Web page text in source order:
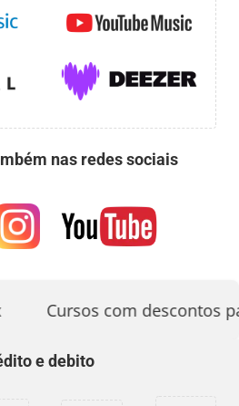
nas redes sociais
Cursos com descontos
e debito